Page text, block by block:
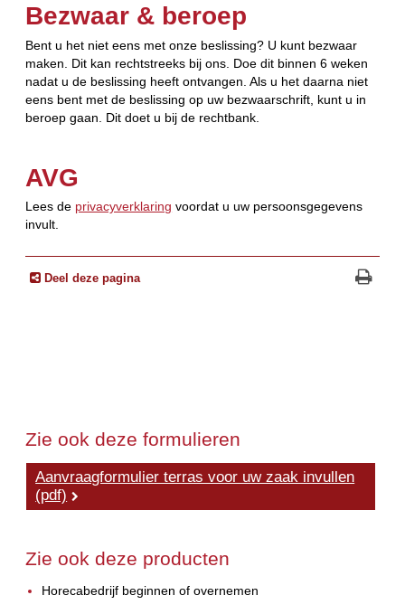
Bezwaar & beroep
Bent u het niet eens met onze beslissing? U kunt bezwaar
maken. Dit kan rechtstreeks bij ons. Doe dit binnen 6 weken
nadat u de beslissing heeft ontvangen. Als u het daarna niet
eens bent met de beslissing op uw bezwaarschrift, kunt u in
beroep gaan. Dit doet u bij de rechtbank.
AVG
Lees de privacyverklaring voordat u uw persoonsgegevens
invult.
Deel deze pagina
Zie ook deze formulieren
Aanvraagformulier terras voor uw zaak invullen
(pdf)
Zie ook deze producten
Horecabedrijf beginnen of overnemen